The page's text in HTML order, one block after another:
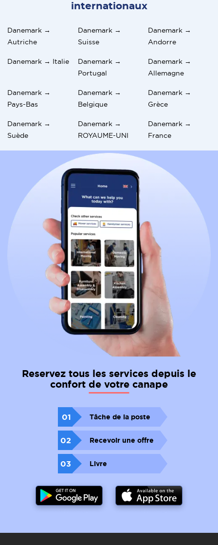
internationaux
Danemark →
Autriche
Danemark →
Suisse
Danemark →
Andorre
Danemark → Italie
Danemark →
Portugal
Danemark →
Allemagne
Danemark →
Pays-Bas
Danemark →
Belgique
Danemark →
Grèce
Danemark →
Suède
Danemark →
ROYAUME-UNI
Danemark →
France
Reservez tous les services depuis le
confort de votre canape
01 Tâche de la poste
02 Recevoir une offre
03 Livre